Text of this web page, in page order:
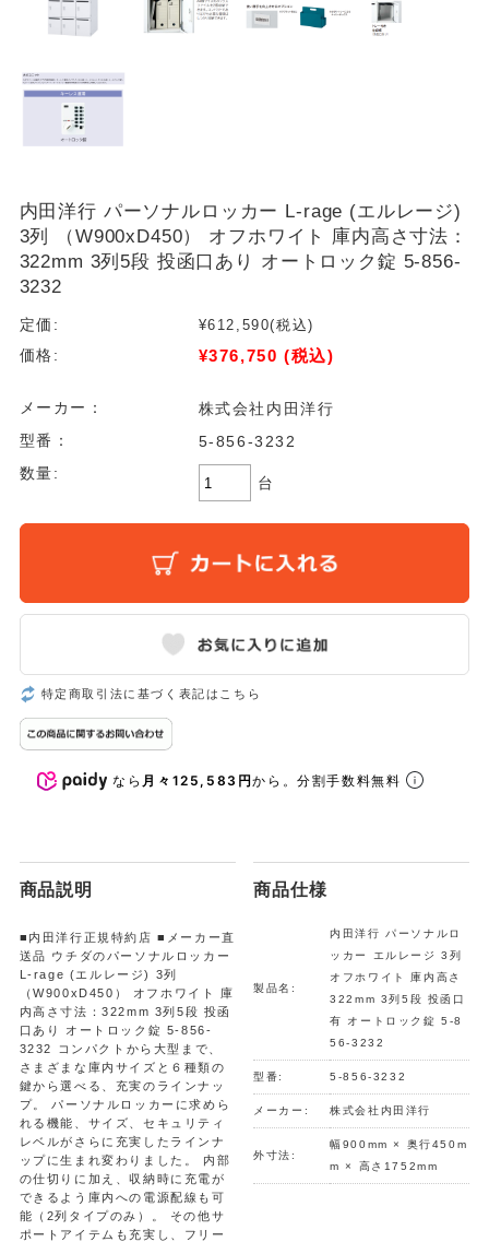
内田洋行 パーソナルロッカー L-rage (エルレージ)
3列 （W900xD450） オフホワイト 庫内高さ寸法：
322mm 3列5段 投函口あり オートロック錠 5-856-
3232
定価: ¥612,590(税込)
価格:
¥376,750 (税込)
メーカー：
株式会社内田洋行
型番：
5-856-3232
数量:
台
特定商取引法に基づく表記はこちら
なら 月々125,583円から。分割手数料無料
商品説明
■内田洋行正規特約店 ■メーカー直
送品 ウチダのパーソナルロッカー
L-rage (エルレージ) 3列
（W900xD450） オフホワイト 庫
内高さ寸法：322mm 3列5段 投函
口あり オートロック錠 5-856-
3232 コンパクトから大型まで、
さまざまな庫内サイズと６種類の
鍵から選べる、充実のラインナッ
プ。 パーソナルロッカーに求めら
れる機能、サイズ、セキュリティ
レベルがさらに充実したラインナ
ップに生まれ変わりました。 内部
の仕切りに加え、収納時に充電が
できるよう庫内への電源配線も可
能（2列タイプのみ）。 その他サ
ポートアイテムも充実し、フリー
商品仕様
製品名:
内田洋行 パーソナルロ
ッカー エルレージ 3列
オフホワイト 庫内高さ
322mm 3列5段 投函口
有 オートロック錠 5-8
56-3232
型番: 5-856-3232
メーカー: 株式会社内田洋行
外寸法:
幅900mm × 奥行450m
m × 高さ1752mm